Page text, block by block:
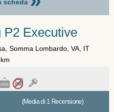
scheda
P2 Executive
Somma Lombardo, VA, IT
(Media di 1 Recensione)